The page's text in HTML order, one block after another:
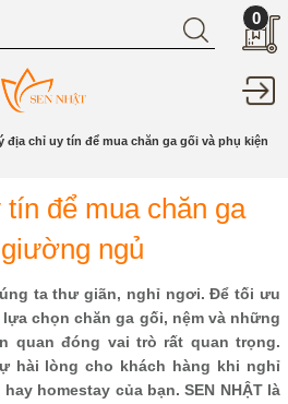
0
địa chỉ uy tín để mua chăn ga gối và phụ kiện
để mua chăn ga
ngủ
ta thư giãn, nghỉ ngơi. Để tối ưu
chọn chăn ga gối, nệm và những
quan đóng vai trò rất quan trọng.
hài lòng cho khách hàng khi nghỉ
homestay của bạn. SEN NHẬT là